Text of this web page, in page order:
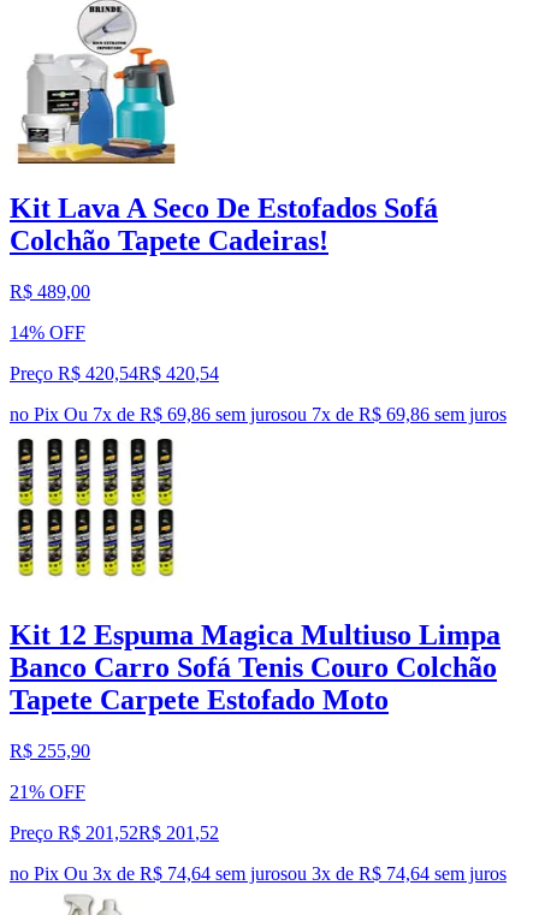
Kit Lava A Seco De Estofados Sofá
Colchão Tapete Cadeiras!
R$ 489,00
14% OFF
Preço R$ 420,54R$ 420,54
no Pix Ou 7x de R$ 69,86 sem jurosou 7x de R$ 69,86 sem juros
Kit 12 Espuma Magica Multiuso Limpa
Banco Carro Sofá Tenis Couro Colchão
Tapete Carpete Estofado Moto
R$ 255,90
21% OFF
Preço R$ 201,52R$ 201 ,52
no Pix Ou 3x de R$ 74,64 sem jurosou 3x de R$ 74,64 sem juros